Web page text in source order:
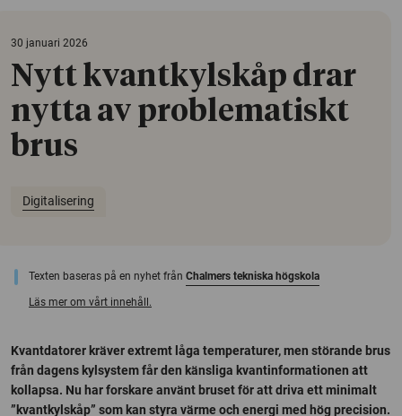
30 januari 2026
Nytt kvantkylskåp drar
nytta av problematiskt
brus
Digitalisering
Texten baseras på en nyhet från Chalmers tekniska högskola
Läs mer om vårt innehåll.
Kvantdatorer kräver extremt låga temperaturer, men störande brus
från dagens kylsystem får den känsliga kvantinformationen att
kollapsa. Nu har forskare använt bruset för att driva ett minimalt
”kvantkylskåp” som kan styra värme och energi med hög precision.